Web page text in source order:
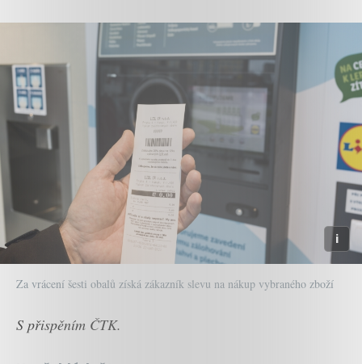
Za vrácení šesti obalů získá zákazník slevu na nákup vybraného zboží
S přispěním ČTK.